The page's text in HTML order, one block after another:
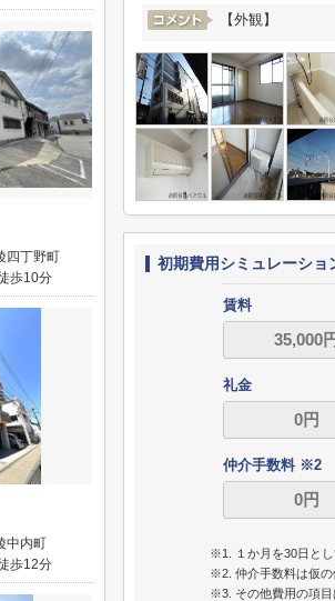
【外観】
初期費用シミュレーショ
賃料
礼金
仲介手数料 ※2
※1. １か月を30日とし
※2. 仲介手数料は仮の
※3. その他費用の項目
四丁野町
歩10分
中内町
歩12分